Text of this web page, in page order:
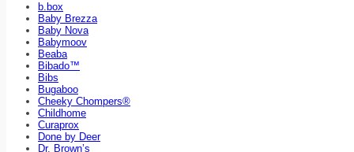
b.box
Baby Brezza
Baby Nova
Babymoov
Beaba
Bibado™
Bibs
Bugaboo
Cheeky Chompers®
Childhome
Curaprox
Done by Deer
Dr. Brown’s